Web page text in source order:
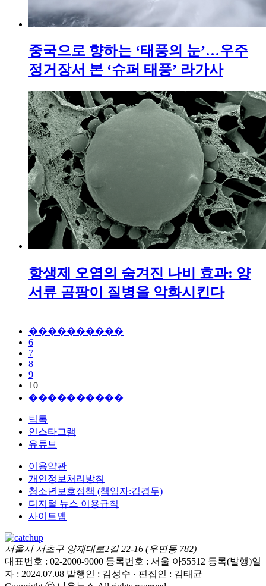
중국으로 향하는 ‘태풍의 눈’…우주
정거장서 본 ‘슈퍼 태풍’ 라가사
항생제 오염의 숨겨진 나비 효과: 양
서류 곰팡이 질병을 악화시킨다
����������
6
7
8
9
10
����������
틱톡
인스타그램
유튜브
이용약관
개인정보처리방침
청소년보호정책 (책임자:김경두)
디지털 뉴스 이용규칙
사이트맵
서울시 서초구 양재대로2길 22-16 (우면동 782)
대표번호 : 02-2000-9000 등록번호 : 서울 아55512 등록(발행)일
자 : 2024.07.08 발행인 : 김성수 · 편집인 : 김태균